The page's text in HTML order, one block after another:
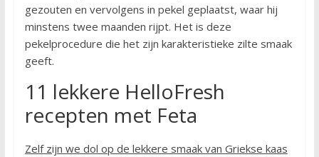
gezouten en vervolgens in pekel geplaatst, waar hij
minstens twee maanden rijpt. Het is deze
pekelprocedure die het zijn karakteristieke zilte smaak
geeft.
11 lekkere HelloFresh
recepten met Feta
Zelf zijn we dol op de lekkere smaak van Griekse kaas